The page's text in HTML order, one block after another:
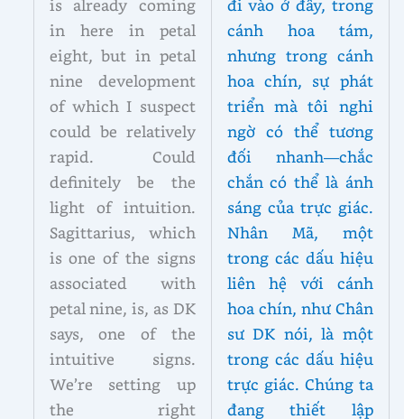
is already coming
in here in petal
eight, but in petal
nine development
of which I suspect
could be relatively
rapid. Could
definitely be the
light of intuition.
Sagittarius, which
is one of the signs
associated with
petal nine, is, as DK
says, one of the
intuitive signs.
We’re setting up
the right
đi vào ở đây, trong
cánh hoa tám,
nhưng trong cánh
hoa chín, sự phát
triển mà tôi nghi
ngờ có thể tương
đối nhanh—chắc
chắn có thể là ánh
sáng của trực giác.
Nhân Mã, một
trong các dấu hiệu
liên hệ với cánh
hoa chín, như Chân
sư DK nói, là một
trong các dấu hiệu
trực giác. Chúng ta
đang thiết lập